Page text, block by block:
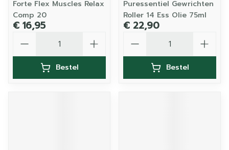
Forte Flex Muscles Relax
Comp 20
€ 16,95
Bestel
Puressentiel Gewrichten
Roller 14 Ess Olie 75ml
€ 22,90
Bestel